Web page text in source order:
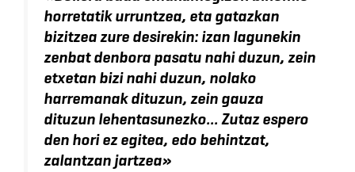
horretatik urruntzea, eta gatazkan
bizitzea zure desirekin: izan lagunekin
zenbat denbora pasatu nahi duzun, zein
etxetan bizi nahi duzun, nolako
harremanak dituzun, zein gauza
dituzun lehentasunezko... Zutaz espero
den hori ez egitea, edo behintzat,
zalantzan jartzea»